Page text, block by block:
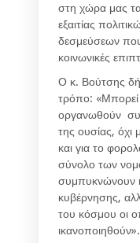
στη χώρα μας τα
εξαιτίας
δεσμεύσεων
κοινωνικές
Ο κ. Βούτσης
τρόπο: «Μπορεί
οργανωθούν
της ουσίας, όχι
και για το
σύνολο των
συμπυκνώνουν
κυβέρνησης,
του κόσμου οι
ικανοποιηθούν».